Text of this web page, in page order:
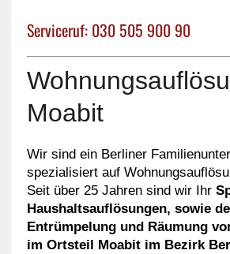
Serviceruf: 030 505 900 90
Moabit
Wir sind ein Berliner
spezialisiert auf
Seit über 25 Jahren sind wir Ihr
Haushaltsauflösungen, sowie
Entrümpelung und Räumung
im Ortsteil Moabit im Bezirk